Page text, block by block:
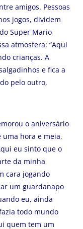
amigos. Pessoas
jogos, dividem
Super Mario
atmosfera: “Aqui
crianças. A
e fica a
pelo outro,
o aniversário
uma hora e meia,
eu sinto que o
da minha
cara jogando
um guardanapo
eu, ainda
todo mundo
quem tem um